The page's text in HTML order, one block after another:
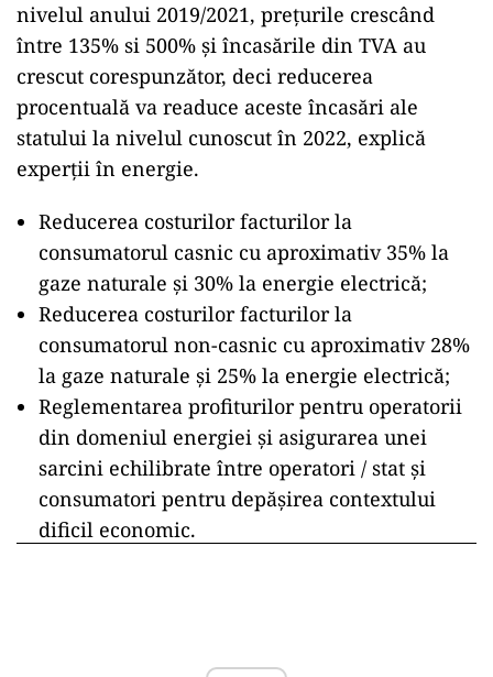
nivelul anului 2019/2021, prețurile crescând
între 135% si 500% și încasările din TVA au
crescut corespunzător, deci reducerea
procentuală va readuce aceste încasări ale
statului la nivelul cunoscut în 2022, explică
experții în energie.
Reducerea costurilor facturilor la
consumatorul casnic cu aproximativ 35% la
gaze naturale și 30% la energie electrică;
Reducerea costurilor facturilor la
consumatorul non-casnic cu aproximativ 28%
la gaze naturale și 25% la energie electrică;
Reglementarea profiturilor pentru operatorii
din domeniul energiei și asigurarea unei
sarcini echilibrate între operatori / stat și
consumatori pentru depășirea contextului
dificil economic.